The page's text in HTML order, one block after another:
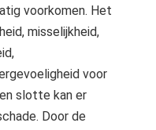
voorkomen. Het
misselijkheid,
voor
slotte kan er
Door de